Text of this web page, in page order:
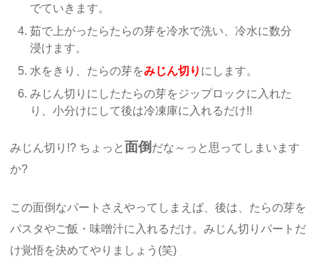
でていきます。
茹で上がったらたらの芽を冷水で洗い、冷水に数分
浸けます。
水をきり、たらの芽をみじん切り にします。
みじん切りにしたたらの芽をジップロックに入れた
り、小分けにして後は冷凍庫に入れるだけ!!
みじん切り!? ちょっと 面倒 だな～っと思ってしまいます
か?
この面倒なパートさえやってしまえば、後は、たらの芽を
パスタやご飯・味噌汁に入れるだけ。みじん切りパートだ
け覚悟を決めてやりましょう(笑)